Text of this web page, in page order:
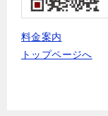
料金案内
トップページへ